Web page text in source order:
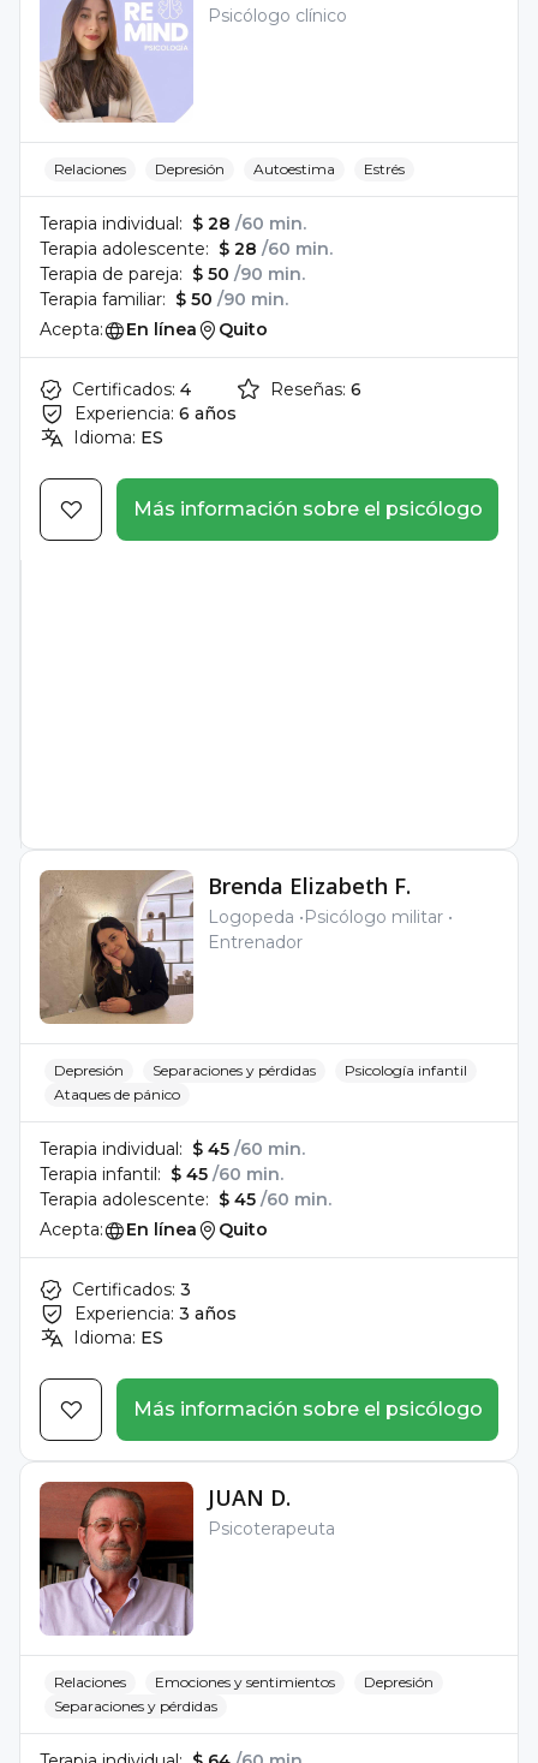
Psicólogo clínico
Relaciones Depresión Autoestima Estrés
Terapia individual: $ 28 /60 min.
Terapia adolescente: $ 28 /60 min.
Terapia de pareja: $ 50 /90 min.
Terapia familiar: $ 50 /90 min.
Acepta:
En línea Quito
Certificados: 4
Experiencia: 6 años
Idioma: ES
Reseñas: 6
Más información sobre el psicólogo
Brenda Elizabeth F.
Logopeda
Psicólogo militar
Entrenador
Depresión Separaciones y pérdidas
Psicología infantil
Ataques de pánico
Terapia individual: $ 45 /60 min.
Terapia infantil: $ 45 /60 min.
Terapia adolescente: $ 45 /60 min.
Acepta:
En línea Quito
Certificados: 3
Experiencia: 3 años
Idioma: ES
Más información sobre el psicólogo
JUAN D.
Psicoterapeuta
Relaciones Emociones y sentimientos
Depresión
Separaciones y pérdidas